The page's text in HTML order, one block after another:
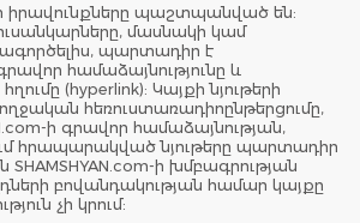
իրավունքները պաշտպանված են:
մասնակի կամ
պարտադիր է
գրավոր համաձայնությունը և
հղումը (hyperlink): Կայքի նյութերի
հեռուստառադիոընթերցումը,
ի գրավոր համաձայնության,
հրապարակված նյութերը պարտադիր
ի խմբագրության
բովանդակության համար կայքը
չի կրում: